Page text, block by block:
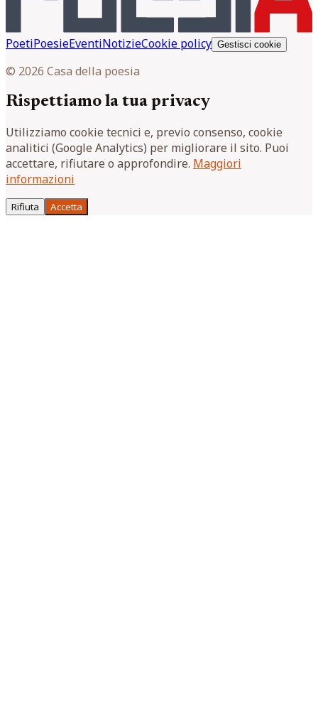
PoetiPoesieEventiNotizieCookie policy Gestisci cookie
© 2026 Casa della poesia
Rispettiamo la tua privacy
Utilizziamo cookie tecnici e, previo consenso, cookie
analitici (Google Analytics) per migliorare il sito. Puoi
accettare, rifiutare o approfondire. Maggiori
informazioni
Rifiuta Accetta